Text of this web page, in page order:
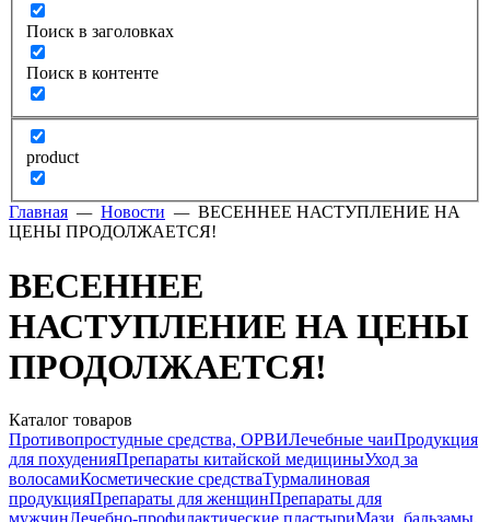
Поиск в заголовках
Поиск в контенте
product
Главная — Новости — ВЕСЕННЕЕ НАСТУПЛЕНИЕ НА
ЦЕНЫ ПРОДОЛЖАЕТСЯ!
ВЕСЕННЕЕ
НАСТУПЛЕНИЕ НА ЦЕНЫ
ПРОДОЛЖАЕТСЯ!
Каталог товаров
Противопростудные средства, ОРВИЛечебные чаиПродукция
для похуденияПрепараты китайской медициныУход за
волосамиКосметические средстваТурмалиновая
продукцияПрепараты для женщинПрепараты для
мужчинЛечебно-профилактические пластыриМази, бальзамы,